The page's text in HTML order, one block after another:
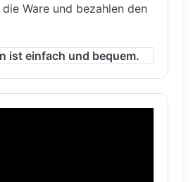
Ware und bezahlen den
ist einfach und bequem.